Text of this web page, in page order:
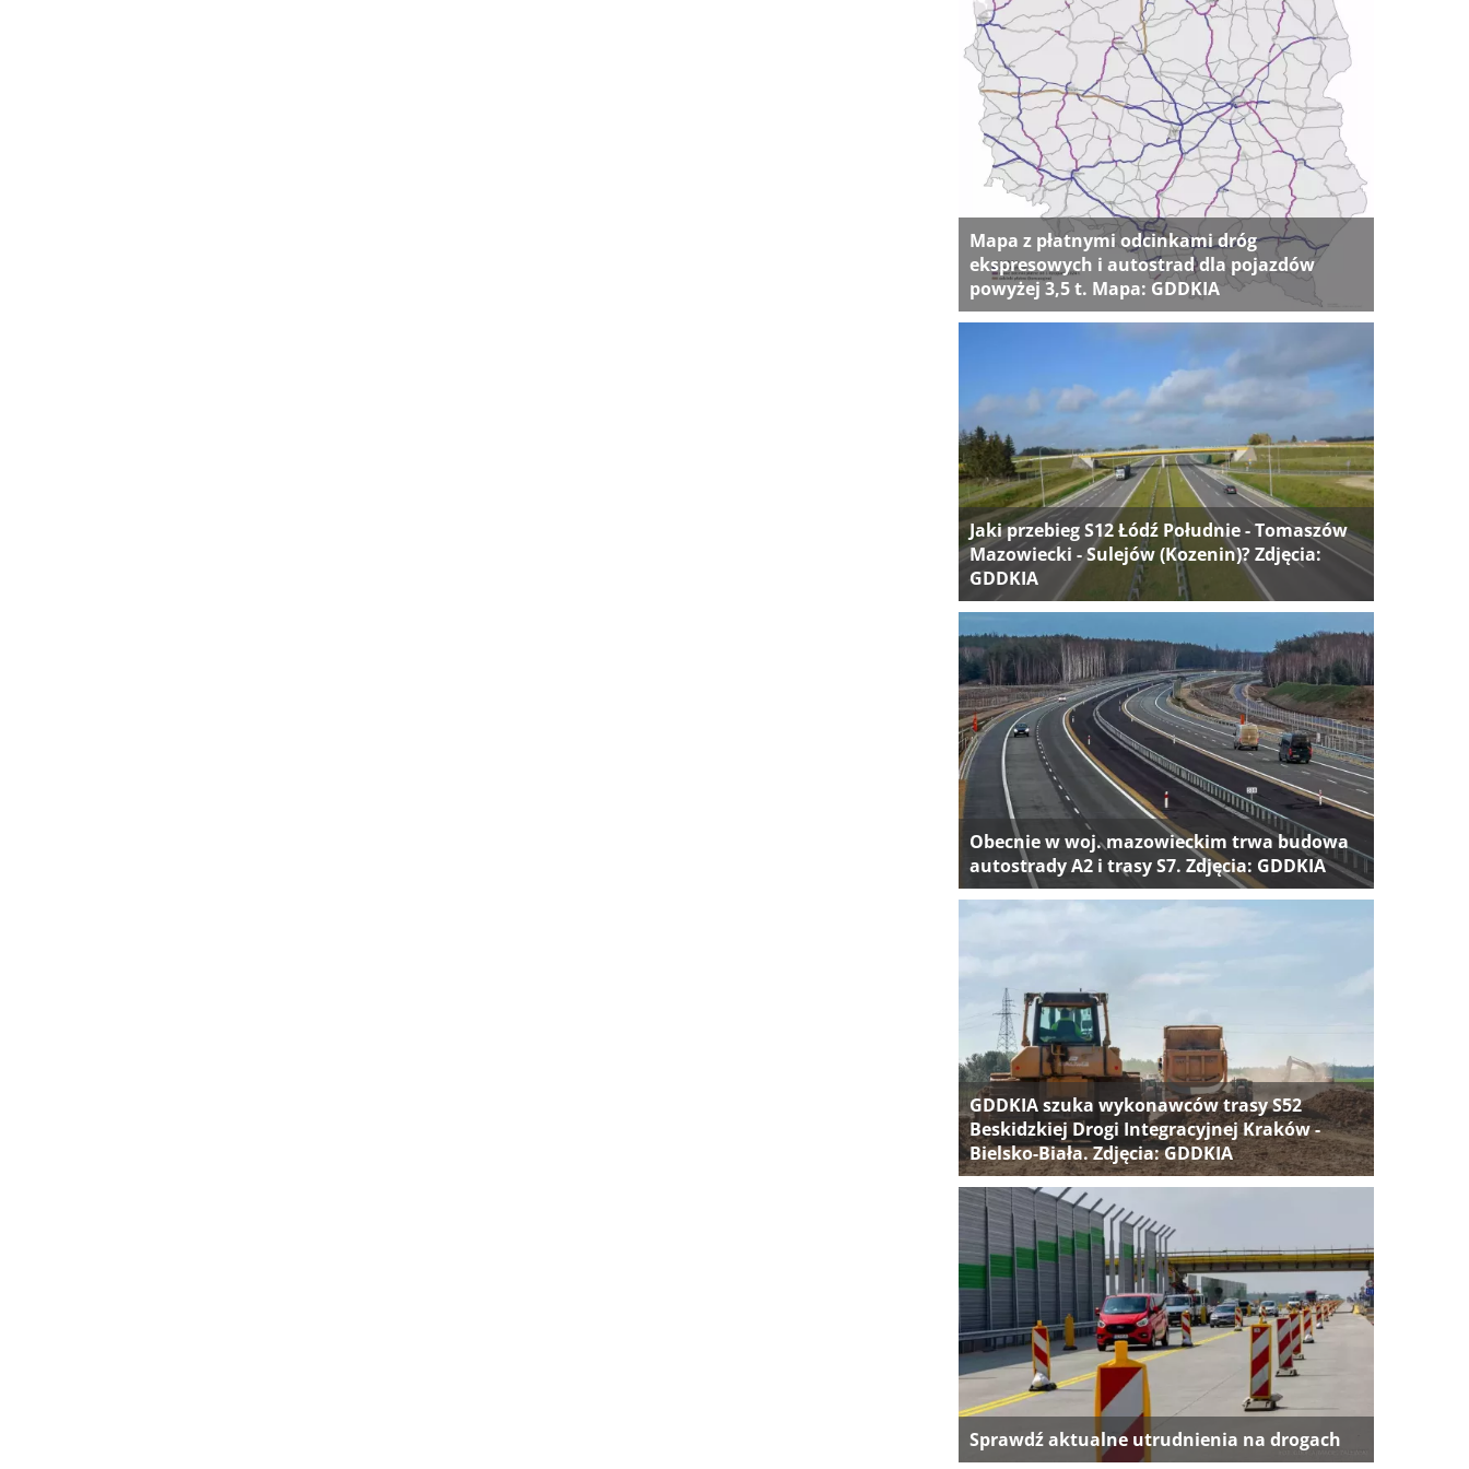
Mapa z płatnymi odcinkami dróg
ekspresowych i autostrad dla pojazdów
powyżej 3,5 t. Mapa: GDDKIA
Jaki przebieg S12 Łódź Południe - Tomaszów
Mazowiecki - Sulejów (Kozenin)? Zdjęcia:
GDDKIA
Obecnie w woj. mazowieckim trwa budowa
autostrady A2 i trasy S7. Zdjęcia: GDDKIA
GDDKIA szuka wykonawców trasy S52
Beskidzkiej Drogi Integracyjnej Kraków -
Bielsko-Biała. Zdjęcia: GDDKIA
Sprawdź aktualne utrudnienia na drogach